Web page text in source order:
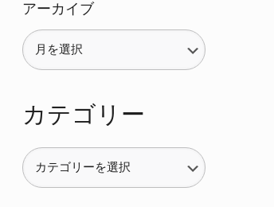
アーカイブ
カテゴリー
カ
テ
ゴ